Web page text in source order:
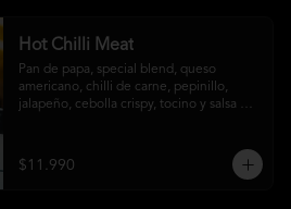
Hot Chilli Meat
Pan de papa, special blend, queso
americano, chilli de carne, pepinillo,
jalapeño, cebolla crispy, tocino y salsa
$11.990